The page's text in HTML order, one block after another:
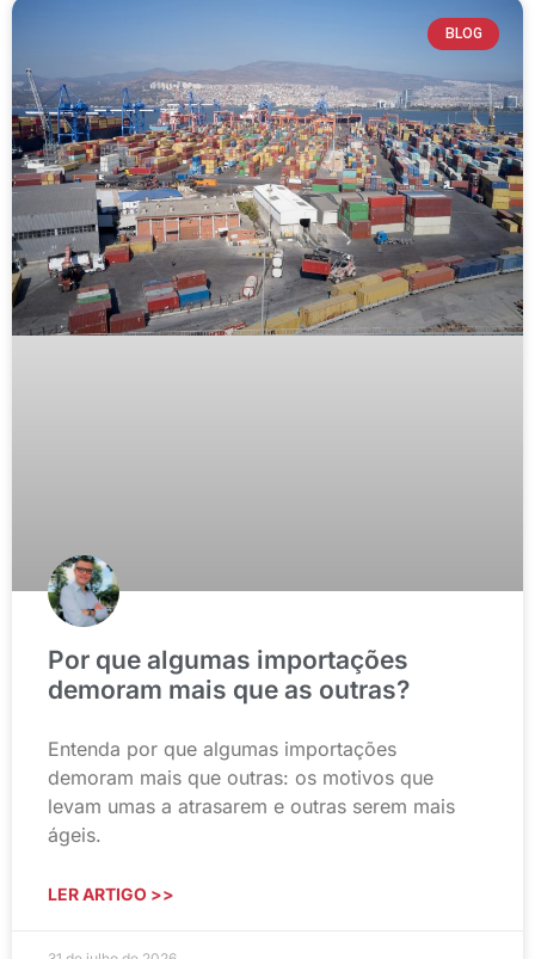
BLOG
Por que algumas importações
demoram mais que as outras?
Entenda por que algumas importações
demoram mais que outras: os motivos que
levam umas a atrasarem e outras serem mais
ágeis.
LER ARTIGO >>